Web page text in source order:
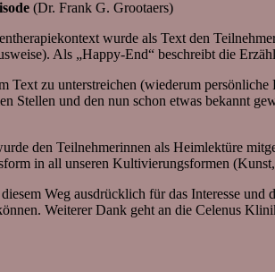
(Dr. Frank G. Grootaers)
wurde als Text den
Als „Happy-End“ beschreibt die
Text zu unterstreichen (wiederum
Stellen und den nun schon etwas bekannt
den Teilnehmerinnen als Heimlektüre
in all unseren Kultivierungsformen
Weg ausdrücklich für das Interesse
Weiterer Dank geht an die Celenus